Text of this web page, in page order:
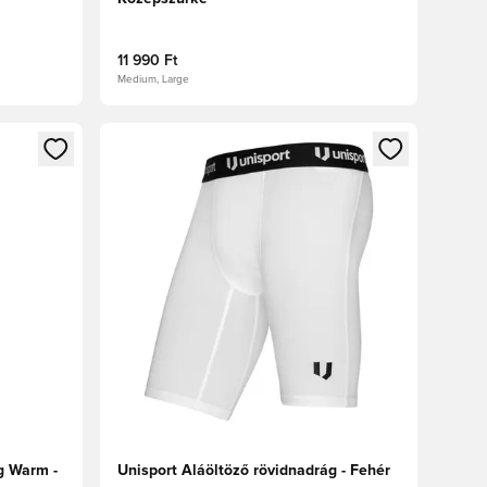
11 990 Ft
Medium, Large
vagy a tagként való regisztrációhoz
Warm -
Megnyit egy modált a bejelentkezéshez vagy a
Unisport Aláöltöző rövidnadrág - Fehér